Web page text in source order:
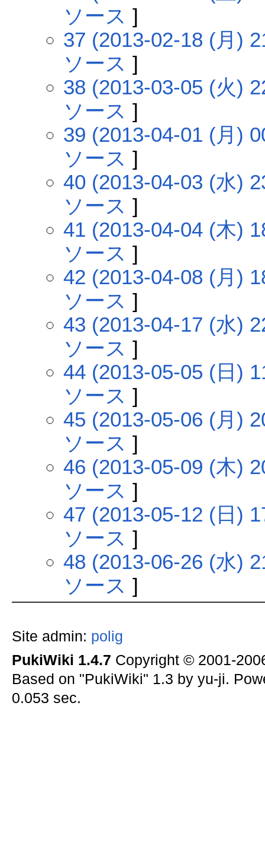
ソース ]
37 (2013-02-18 (月)
ソース ]
38 (2013-03-05 (火)
ソース ]
39 (2013-04-01 (月)
ソース ]
40 (2013-04-03 (水)
ソース ]
41 (2013-04-04 (木)
ソース ]
42 (2013-04-08 (月)
ソース ]
43 (2013-04-17 (水)
ソース ]
44 (2013-05-05 (日)
ソース ]
45 (2013-05-06 (月)
ソース ]
46 (2013-05-09 (木)
ソース ]
47 (2013-05-12 (日)
ソース ]
48 (2013-06-26 (水)
ソース ]
Site admin: polig
PukiWiki 1.4.7 Copyright © 2001-
Based on "PukiWiki" 1.3 by yu-ji.
0.053 sec.